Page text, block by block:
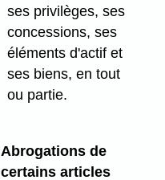
ses privilèges, ses
concessions, ses
éléments d'actif et
ses biens, en tout
ou partie.
Abrogations de
certains articles